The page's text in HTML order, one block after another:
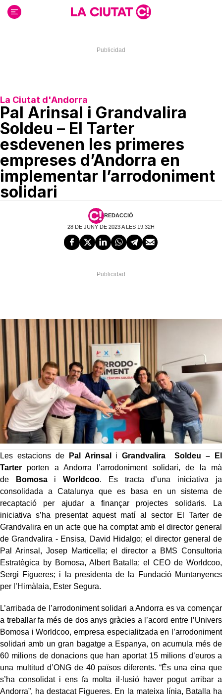
contenido
La Ciutat d'Andorra
Pal Arinsal i Grandvalira
Soldeu – El Tarter
esdevenen les primeres
empreses d’Andorra en
implementar l’arrodoniment
solidari
REDACCIÓ
28 DE JUNY DE 2023 A LES 19:32H
Les estacions de Pal Arinsal iGrandvalira Soldeu – El
Tarter porten a Andorra l’arrodoniment solidari, de la mà
de
BomosaiWorldcoo. Es tracta d’una iniciativa ja
consolidada a Catalunya que es basa en un sistema de
recaptació per ajudar a finançar projectes solidaris. La
iniciativa s’ha presentat aquest matí al sector El Tarter de
Grandvalira en un acte que ha comptat amb el director general
de Grandvalira - Ensisa, David Hidalgo; el director general de
Pal Arinsal, Josep Marticella; el director a BMS Consultoria
Estratègica by Bomosa, Albert Batalla; el CEO de Worldcoo,
Sergi Figueres; i la presidenta de la Fundació Muntanyencs
per l’Himàlaia, Ester Segura.
L’arribada de l’arrodoniment solidari a Andorra es va començar
a treballar fa més de dos anys gràcies a l’acord entre l’Univers
Bomosa i Worldcoo, empresa especialitzada en l’arrodoniment
solidari amb un gran bagatge a Espanya, on acumula més de
60 milions de donacions que han aportat 15 milions d’euros a
una multitud d’ONG de 40 països diferents. “És una eina que
s’ha consolidat i ens fa molta il·lusió haver pogut arribar a
Andorra”, ha destacat Figueres. En la mateixa línia, Batalla ha